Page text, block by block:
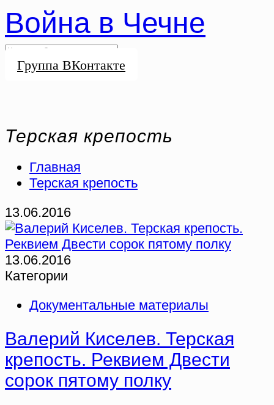
Война в Чечне
Группа ВКонтакте
Терская крепость
Главная
Терская крепость
13.06.2016
13.06.2016
Категории
Документальные материалы
Валерий Киселев. Терская
крепость. Реквием Двести
сорок пятому полку